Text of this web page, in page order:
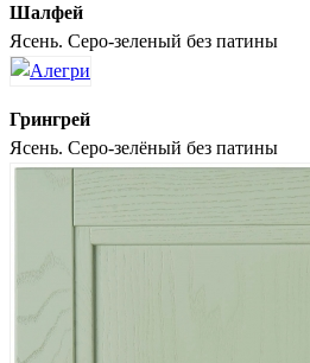
Шалфей
Ясень. Серо-зеленый без патины
Грингрей
Ясень. Серо-зелёный без патины